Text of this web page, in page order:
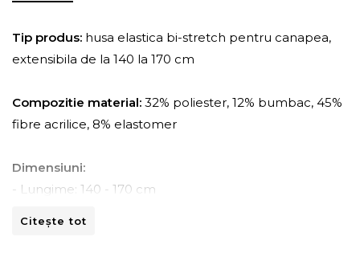
Tip produs: husa elastica bi-stretch pentru canapea,
extensibila de la 140 la 170 cm
Compozitie material: 32% poliester, 12% bumbac, 45%
fibre acrilice, 8% elastomer
Dimensiuni:
- Lungime: 140 - 170 cm
- Inaltime: 80 -110 cm
Citește tot